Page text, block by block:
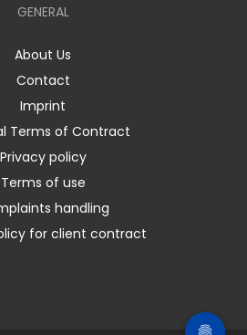
GENERAL
About Us
Contact
Imprint
Terms of Contract
Privacy policy
Terms of use
handling
for client contract